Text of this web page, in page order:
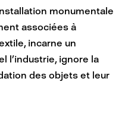
monumentale
associées à
incarne un
l’industrie, ignore la
des objets et leur